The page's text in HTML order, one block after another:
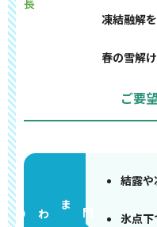
長
凍結融解
春の雪解
ご要
門まわり
結露や
氷点下